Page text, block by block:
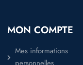
MON COMPTE
Mes informations